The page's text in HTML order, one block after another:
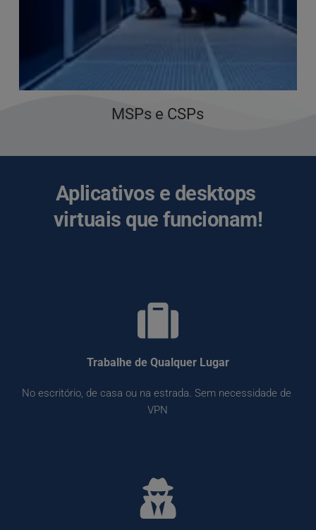
MSPs e CSPs
Aplicativos e desktops
virtuais que funcionam!
Trabalhe de Qualquer Lugar
No escritório, de casa ou na estrada. Sem necessidade de
VPN